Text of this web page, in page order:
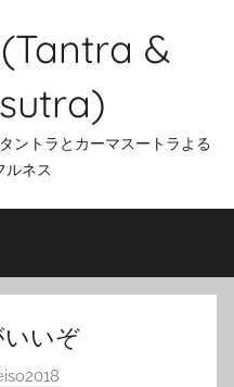
&
ントラとカーマスートラよる
ルネス
いいぞ